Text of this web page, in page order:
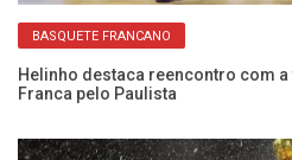
BASQUETE FRANCANO
Helinho destaca reencontro com
Franca pelo Paulista